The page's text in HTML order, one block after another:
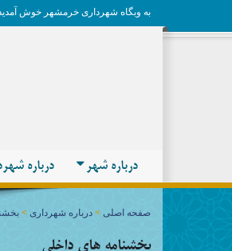
به وبگاه شهرداری خرمشهر خوش
درباره شهر درباره
صفحه اصلی > درباره شهرداری >
بخشنامه های داخلی